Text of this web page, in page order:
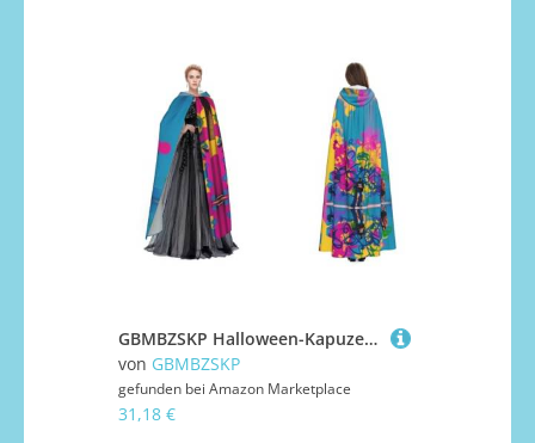
GBMBZSKP Halloween-Kapuzenumhang, Maskerade, Party, Cosplay, Ostern, Unisex, Vampir-Hexenumhang für Erwachsene
von GBMBZSKP
gefunden bei Amazon Marketplace
31,18 €